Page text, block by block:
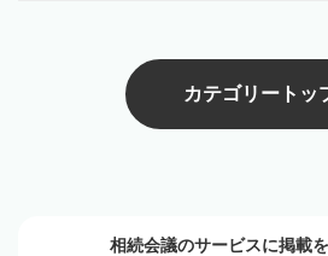
カテゴリートッ
相続会議のサービスに掲載